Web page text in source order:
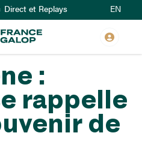
Aller
au
contenu
principal
Direct et Replays EN
:
rappelle
de